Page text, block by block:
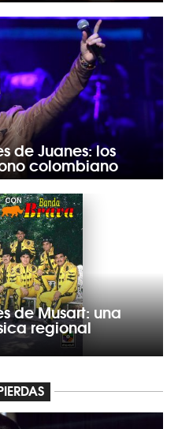
de Juanes: los
colombiano
de Musart: una
regional